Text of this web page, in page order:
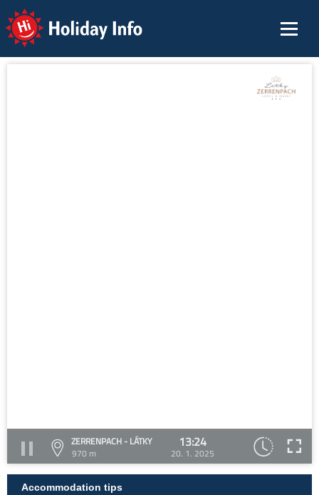
Holiday Info
ZERRENPACH - LÁTKY
970 m
13:24
20. 1. 2025
Accommodation tips